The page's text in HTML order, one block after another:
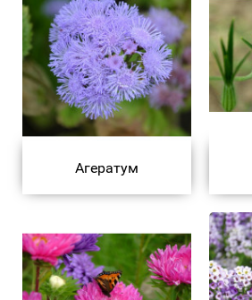
Агератум